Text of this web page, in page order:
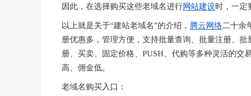
因此，在选择购买这些老域名进行网站建设时，一定
以上就是关于“建站老域名”的介绍， 腾云网络二十余
册优惠多，管理方便，支持批量查询、批量注册、
册、买卖、固定价格、PUSH、代购等多种灵活的
高、佣金低。
老域名购买入口：